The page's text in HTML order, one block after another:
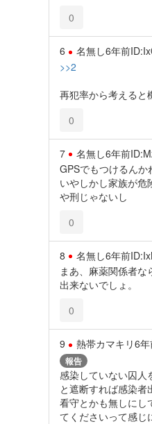
0
6 名無し6年前
>>2
再犯率から考えると
0
7 名無し6年前
GPSでもつけるんか
いやしかし家族が危
や刑じゃないし
0
8 名無し6年前
まあ、麻薬関係者な
出来ないでしょ。
0
9 熱帯カマキリ6
報告
感染していない囚人
と遮断すれば感染者
看守とかも無しにし
てくださいって感じ